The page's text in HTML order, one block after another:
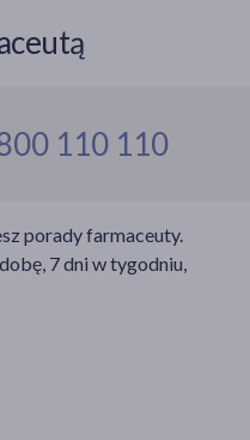
110 110
porady farmaceuty.
7 dni w tygodniu,